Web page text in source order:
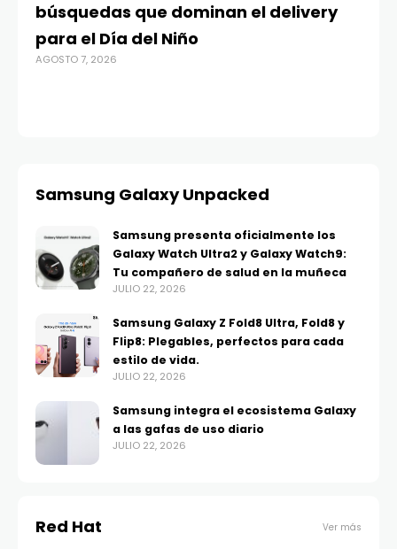
búsquedas que dominan el delivery
para el Día del Niño
AGOSTO 7, 2026
Samsung Galaxy Unpacked
Samsung presenta oficialmente los
Galaxy Watch Ultra2 y Galaxy Watch9:
Tu compañero de salud en la muñeca
JULIO 22, 2026
Samsung Galaxy Z Fold8 Ultra, Fold8 y
Flip8: Plegables, perfectos para cada
estilo de vida.
JULIO 22, 2026
Samsung integra el ecosistema Galaxy
a las gafas de uso diario
JULIO 22, 2026
Red Hat Ver más